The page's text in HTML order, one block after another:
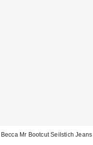
Mr Bootcut Seilstich Jeans